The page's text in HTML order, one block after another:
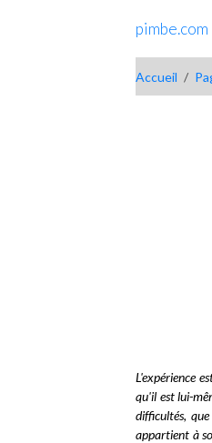
pimbe.com
Accueil
L'expérience
qu'il est lui-
difficultés,
appartient à